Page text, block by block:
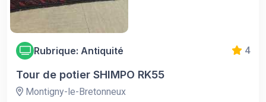
Rubrique: Antiquité 4
Tour de potier SHIMPO RK55
Montigny-le-Bretonneux